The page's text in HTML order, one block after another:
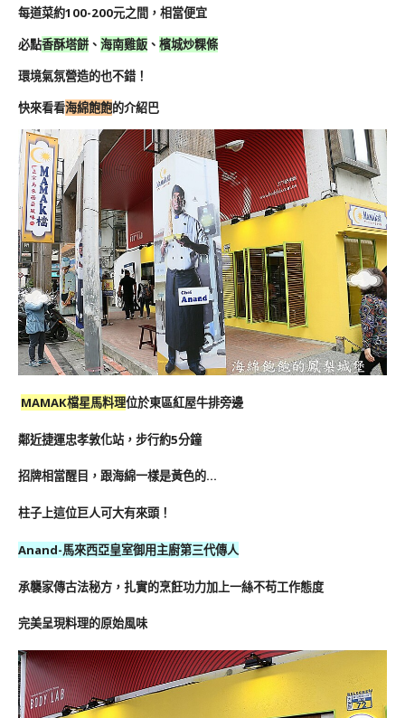
每道菜約100-200元之間，相當便宜
必點香酥塔餅、 海南雞飯 、 檳城炒粿條
環境氣氛營造的也不錯！
快來看看海綿飽飽的介紹巴
MAMAK檔星馬料理位於東區紅屋牛排旁邊
鄰近捷運忠孝敦化站，步行約5分鐘
招牌相當醒目，跟海綿一樣是黃色的…
柱子上這位巨人可大有來頭！
Anand-馬來西亞皇室御用主廚第三代傳人
承襲家傳古法秘方，扎實的烹飪功力加上一絲不苟工作態度
完美呈現料理的原始風味